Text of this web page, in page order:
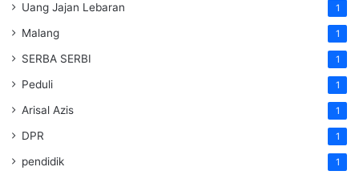
Uang Jajan Lebaran 1
Malang 1
SERBA SERBI 1
Peduli 1
Arisal Azis 1
DPR 1
pendidik 1